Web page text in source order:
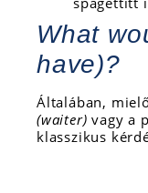
What
have)?
Általában,
(waiter) vagy a
klasszikus